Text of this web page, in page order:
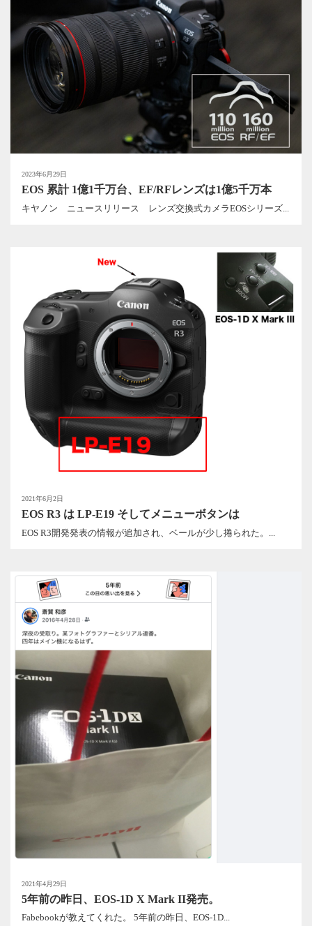
2023年6月29日
EOS 累計 1億1千万台、EF/RFレンズは1億5千万本
キヤノン ニュースリリース レンズ交換式カメラEOSシリーズ...
2021年6月2日
EOS R3 は LP-E19 そしてメニューボタンは
EOS R3開発発表の情報が追加され、ベールが少し捲られた。...
2021年4月29日
5年前の昨日、EOS-1D X Mark II発売。
Fabebookが教えてくれた。 5年前の昨日、EOS-1D...